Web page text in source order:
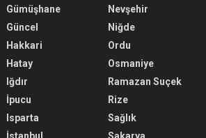
Gümüşhane
Güncel
Hakkari
Hatay
Iğdır
İpucu
Isparta
Nevşehir
Niğde
Ordu
Osmaniye
Ramazan Suçek
Rize
Sağlık